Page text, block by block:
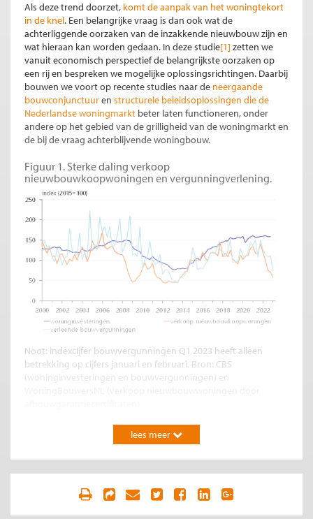
Als deze trend doorzet, komt de aanpak van het woningtekort
in de knel. Een belangrijke vraag is dan ook wat de
achterliggende oorzaken van de inzakkende nieuwbouw zijn en
wat hieraan kan worden gedaan. In deze studie[1] zetten we
vanuit economisch perspectief de belangrijkste oorzaken op
een rij en bespreken we mogelijke oplossingsrichtingen. Daarbij
bouwen we voort op recente studies naar de neergaande
bouwconjunctuuren structurele beleidsoplossingen die de
Nederlandse woningmarkt beter laten functioneren, onder
andere op het gebied van de grilligheid van de woningmarkt en
de bij de vraag achterblijvende woningbouw.
Figuur 1. Sterke daling verkoop
nieuwbouwkoopwoningen en vergunningverlening.
Noot: indexcijfer bouwvergunningen Q1 2023 heeft alleen
betrekking op cijfers januari en februari. Bron: CBS
(woninginvesteringen en bouwvergunningen) en
Woningbouw is zeer gevoelig voor rente en conjunctuur
De crisis die we nu in de woningbouw zien ontstaan, kan niet
woningmarkt. Zowel de huizenprijzen als de nieuwbouw
lees meer